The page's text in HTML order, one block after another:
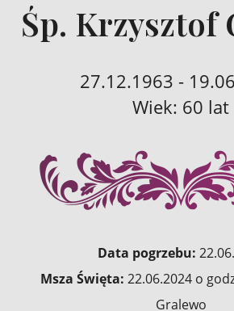
Śp. Krzysztof
27.12.1963 -
Wiek: 60 lat
Data pogrzebu:
Msza Święta: 22.06.2024 o
Gralewo